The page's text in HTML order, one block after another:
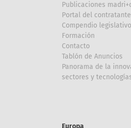
Publicaciones
Portal del contratante
Compendio legislativo
Formación
Contacto
Tablón de Anuncios
Panorama de la
sectores y
Europa